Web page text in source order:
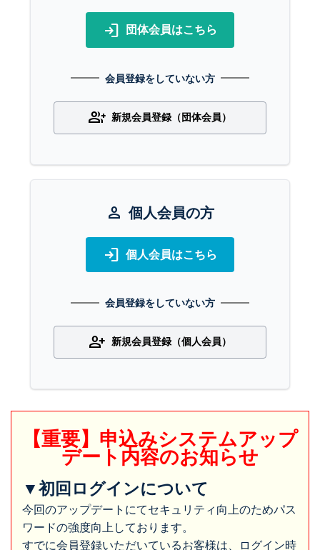
login 団体会員はこちら
会員登録をしていない方
group_add 新規会員登録（団体会員）
person 個人会員の方
login 個人会員はこちら
会員登録をしていない方
person_add 新規会員登録（個人会員）
【重要】申込みシステムアップ
デート内容のお知らせ
▼初回ログインについて
今回のアップデートにてセキュリティ向上のためパス
ワードの強度向上しております。
すでに会員登録いただいているお客様は、ログイン時